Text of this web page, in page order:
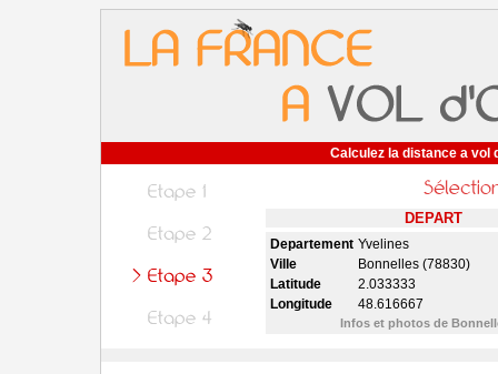
Calculez la distance a vol
DEPART
Departement Yvelines
Ville
Bonnelles (78830)
Latitude
2.033333
Longitude
48.616667
Infos et photos de